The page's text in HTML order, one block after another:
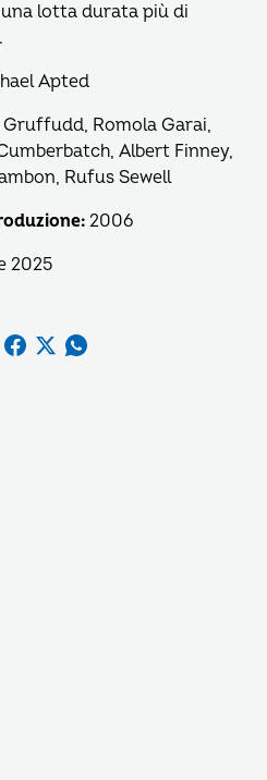
lotta durata più di
Apted
Gruffudd, Romola Garai,
Albert Finney,
Rufus Sewell
2006
2025